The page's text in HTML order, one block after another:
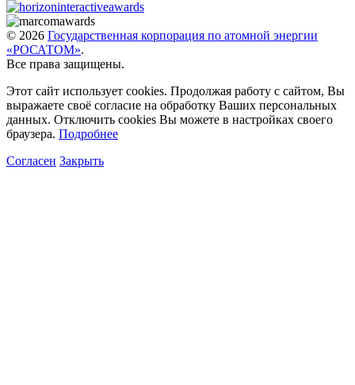
© 2026 Государственная корпорация по атомной энергии
«РОСАТОМ».
Все права защищены.
Этот сайт использует cookies. Продолжая работу с сайтом, Вы
выражаете своё согласие на обработку Ваших персональных
данных. Отключить cookies Вы можете в настройках своего
браузера. Подробнее
Согласен Закрыть